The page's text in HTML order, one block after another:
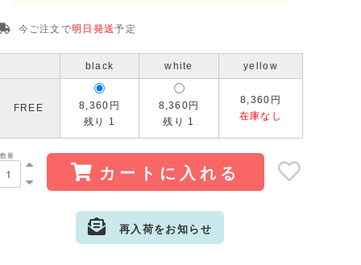
今ご注文で明日発送予定
black white yellow
FREE
8,360円
残り 1
8,360円
残り 1
8,360円
在庫なし
数量
カートに入れる
再入荷をお知らせ